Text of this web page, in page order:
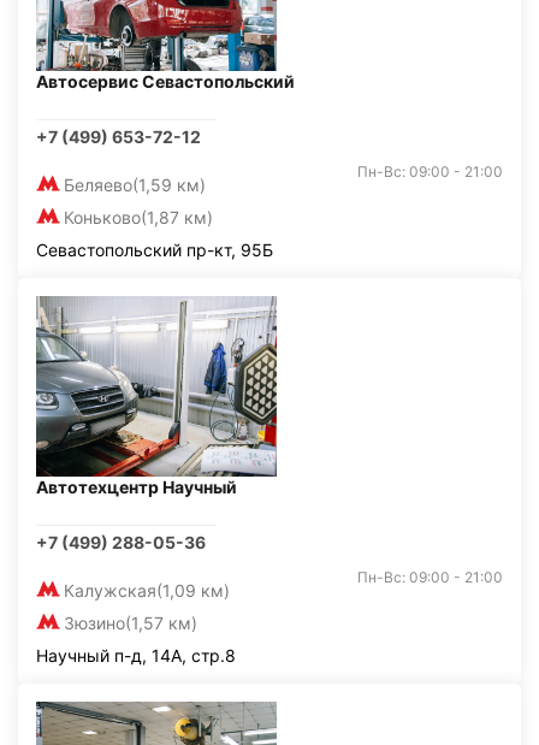
Автосервис Севастопольский
+7 (499) 653-72-12
Беляево(1,59 км)
Коньково(1,87 км)
Пн-Вс: 09:00 - 21:00
Севастопольский пр-кт, 95Б
Автотехцентр Научный
+7 (499) 288-05-36
Калужская(1,09 км)
Зюзино(1,57 км)
Пн-Вс: 09:00 - 21:00
Научный п-д, 14А, стр.8